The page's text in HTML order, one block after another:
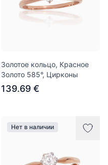
Золотое кольцо, Красное
Золото 585°, Цирконы
139.69 €
Нет в наличии